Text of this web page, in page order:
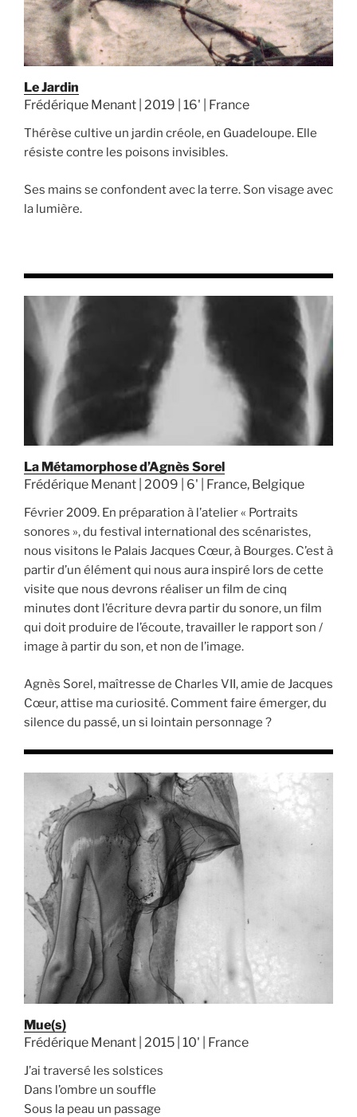
Le Jardin
Frédérique Menant | 2019 | 16' | France
Thérèse cultive un jardin créole, en Guadeloupe. Elle
résiste contre les poisons invisibles.
Ses mains se confondent avec la terre. Son visage avec
la lumière.
La Métamorphose d’Agnès Sorel
Frédérique Menant | 2009 | 6' | France, Belgique
Février 2009. En préparation à l’atelier « Portraits
sonores », du festival international des scénaristes,
nous visitons le Palais Jacques Cœur, à Bourges. C’est à
partir d’un élément qui nous aura inspiré lors de cette
visite que nous devrons réaliser un film de cinq
minutes dont l’écriture devra partir du sonore, un film
qui doit produire de l’écoute, travailler le rapport son /
image à partir du son, et non de l’image.
Agnès Sorel, maîtresse de Charles VII, amie de Jacques
Cœur, attise ma curiosité. Comment faire émerger, du
silence du passé, un si lointain personnage ?
Mue(s)
Frédérique Menant | 2015 | 10' | France
J’ai traversé les solstices
Dans l’ombre un souffle
Sous la peau un passage